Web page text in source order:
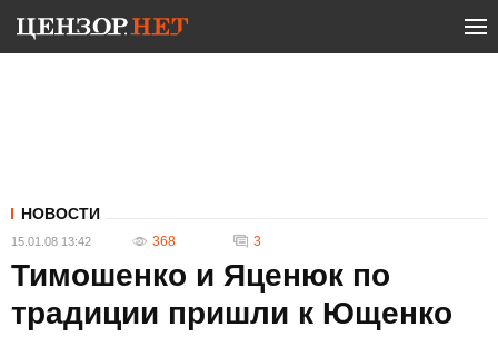
НОВОСТИ
15.01.08 13:42 368 3
Тимошенко и Яценюк по
традиции пришли к Ющенко